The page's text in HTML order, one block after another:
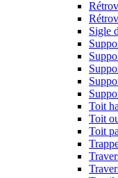
Sigle
Toit
Toit
Toit